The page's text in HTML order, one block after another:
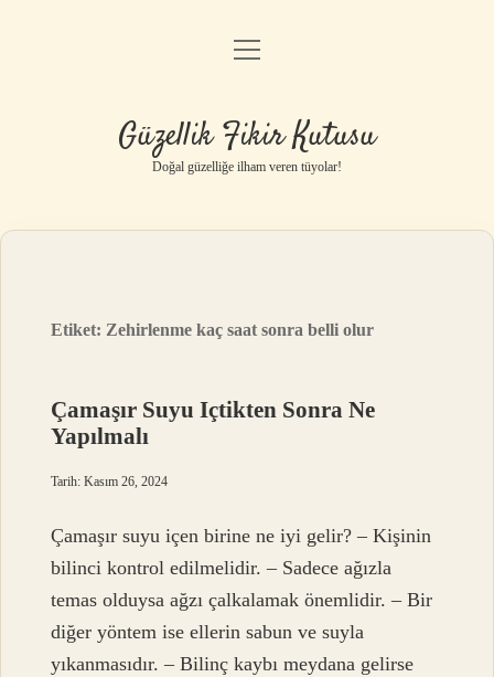
Anasayfa
Yasal Uyarı
menüyü
Güzellik Fikir Kutusu
Doğal güzelliğe ilham veren tüyolar!
Etiket: Zehirlenme kaç saat sonra belli olur
Çamaşır Suyu Içtikten Sonra Ne
Yapılmalı
Tarih: Kasım 26, 2024
Çamaşır suyu içen birine ne iyi gelir? – Kişinin
bilinci kontrol edilmelidir. – Sadece ağızla
temas olduysa ağzı çalkalamak önemlidir. – Bir
diğer yöntem ise ellerin sabun ve suyla
yıkanmasıdır. – Bilinç kaybı meydana gelirse